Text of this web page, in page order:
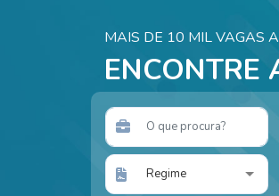
MAIS DE 10 MIL VAGAS
ENCONTRE
Regime